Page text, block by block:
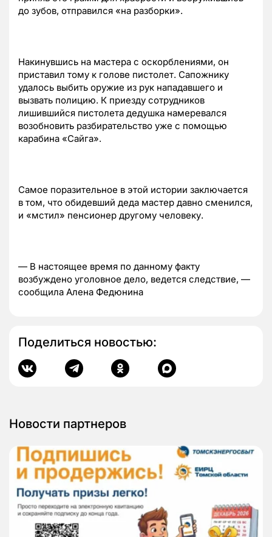
до зубов, отправился «на разборки».
Накинувшись на мастера с оскорблениями, он
приставил тому к голове пистолет. Сапожнику
удалось выбить оружие из рук нападавшего и
вызвать полицию. К приезду сотрудников
лишившийся пистолета дедушка намеревался
возобновить разбирательство уже с помощью
карабина «Сайга».
Самое поразительное в этой истории заключается
в том, что обидевший деда мастер давно сменился,
и «мстил» пенсионер другому человеку.
— В настоящее время по данному факту
возбуждено уголовное дело, ведется следствие, —
сообщила Алена Федюнина
Поделиться новостью:
Новости партнеров